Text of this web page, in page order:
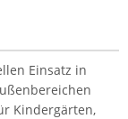
Einsatz in
Kindergärten,